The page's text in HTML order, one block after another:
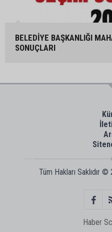
BELEDİYE BAŞKANLIĞI
SONUÇLARI
Tüm Hakları Saklıdır ©
Haber